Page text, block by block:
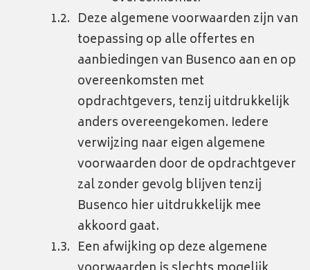
Deze algemene voorwaarden zijn van
toepassing op alle offertes en
aanbiedingen van Busenco aan en op
overeenkomsten met
opdrachtgevers, tenzij uitdrukkelijk
anders overeengekomen. Iedere
verwijzing naar eigen algemene
voorwaarden door de opdrachtgever
zal zonder gevolg blijven tenzij
Busenco hier uitdrukkelijk mee
akkoord gaat.
Een afwijking op deze algemene